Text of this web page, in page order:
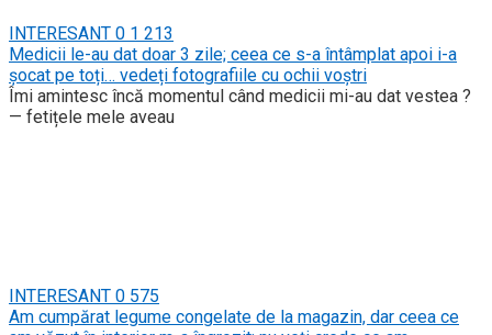
INTERESANT 0 1 213
Medicii le-au dat doar 3 zile; ceea ce s-a întâmplat apoi i-a
șocat pe toți… vedeți fotografiile cu ochii voștri
Îmi amintesc încă momentul când medicii mi-au dat vestea ?
— fetițele mele aveau
INTERESANT 0 575
Am cumpărat legume congelate de la magazin, dar ceea ce